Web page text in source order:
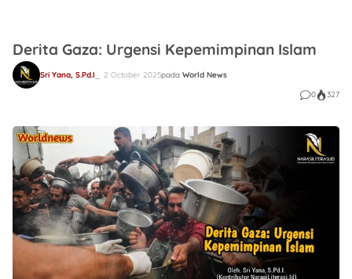
Derita Gaza: Urgensi Kepemimpinan Islam
Sri Yana, S.Pd.I 2 October 2025pada World News
0
327